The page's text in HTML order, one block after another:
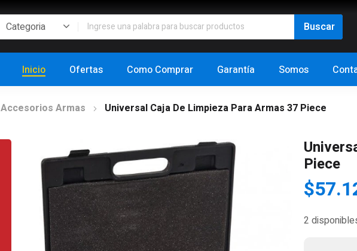
Inicio Ofertas Como Comprar Garantía Somos
Accesorios Armas Universal Caja De Limpieza Para Armas 37 Piece
Piece
$
2